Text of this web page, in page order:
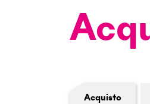
Modulo di
Acquisto